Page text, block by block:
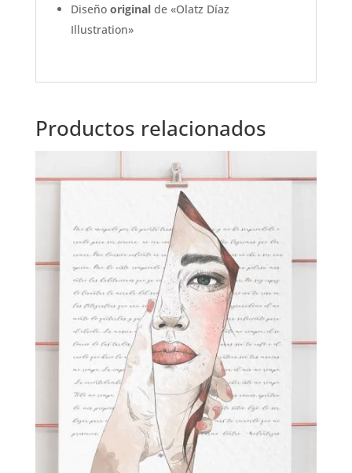
Diseño originalde «Olatz Díaz
Illustration»
Productos relacionados